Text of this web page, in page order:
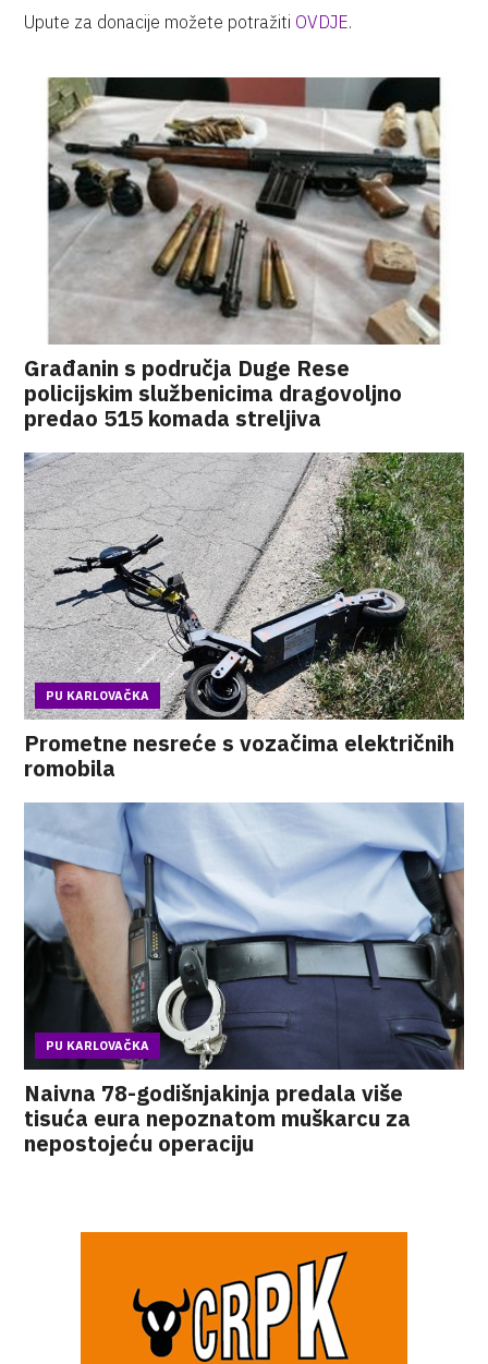
Upute za donacije možete potražiti OVDJE.
Građanin s područja Duge Rese
policijskim službenicima dragovoljno
predao 515 komada streljiva
PU KARLOVAČKA
Prometne nesreće s vozačima električnih
romobila
PU KARLOVAČKA
Naivna 78-godišnjakinja predala više
tisuća eura nepoznatom muškarcu za
nepostojeću operaciju